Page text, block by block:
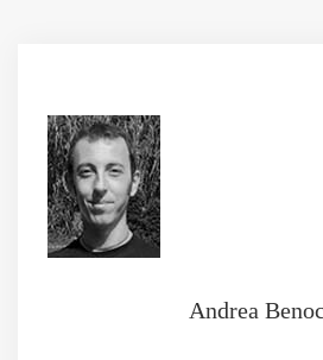
Andrea